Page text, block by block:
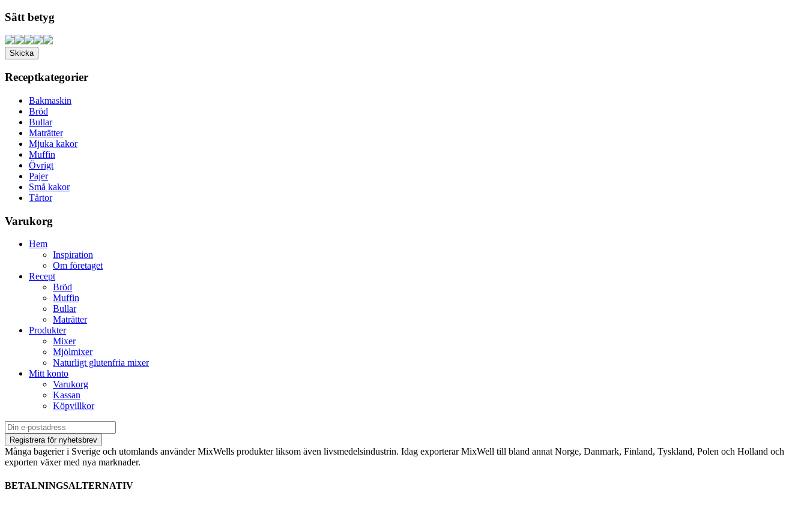
Sätt betyg
Receptkategorier
Bakmaskin
Bröd
Bullar
Maträtter
Mjuka kakor
Muffin
Övrigt
Pajer
Små kakor
Tårtor
Varukorg
Hem
Inspiration
Om företaget
Recept
Bröd
Muffin
Bullar
Maträtter
Produkter
Mixer
Mjölmixer
Naturligt glutenfria mixer
Mitt konto
Varukorg
Kassan
Köpvillkor
Många bagerier i Sverige och utomlands använder MixWells produkter liksom även livsmedelsindustrin. Idag exporterar MixWell till bland annat Norge, Danmark, Finland, Tyskland, Polen och Holland och
exporten växer med nya marknader.
BETALNINGSALTERNATIV